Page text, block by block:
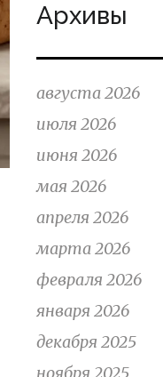
Архивы
августа 2026
июля 2026
июня 2026
мая 2026
апреля 2026
марта 2026
февраля 2026
января 2026
декабря 2025